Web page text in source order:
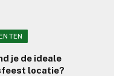
je de ideale
locatie?